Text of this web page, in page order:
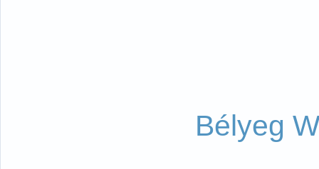
Bélyeg